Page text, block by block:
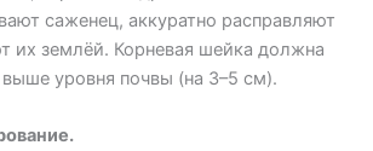
саженец, аккуратно расправляют
их землёй. Корневая шейка должна
выше уровня почвы (на 3–5 см).